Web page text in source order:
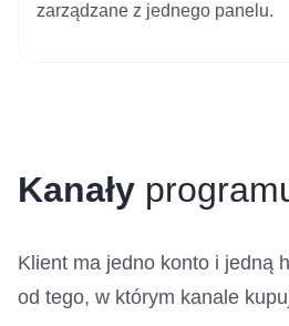
zarządzane z jednego panelu.
Kanały
Klient ma jedno konto i jedną
od tego, w którym kanale